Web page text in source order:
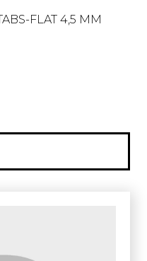
FLAT 4,5 MM